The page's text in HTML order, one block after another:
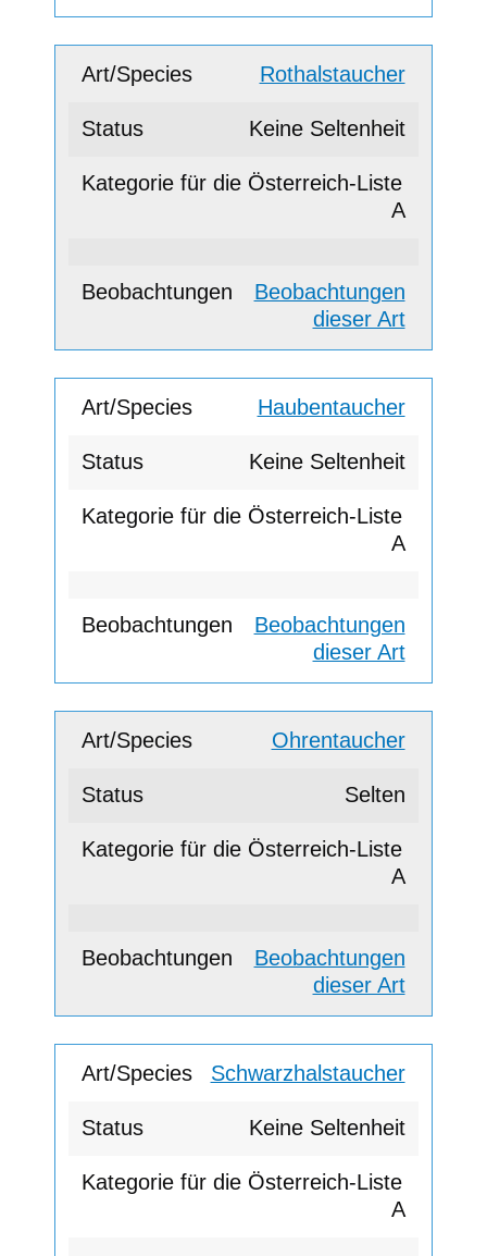
Rothalstaucher
Keine Seltenheit
A
Beobachtungen
dieser Art
Haubentaucher
Keine Seltenheit
A
Beobachtungen
dieser Art
Ohrentaucher
Selten
A
Beobachtungen
dieser Art
Schwarzhalstaucher
Keine Seltenheit
A